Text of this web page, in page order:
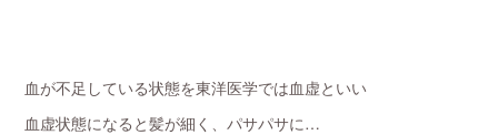
血が不足している状態を東洋医学では血虚といい
血虚状態になると髪が細く、パサパサに…